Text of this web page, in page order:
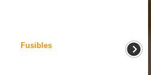
Fusibles